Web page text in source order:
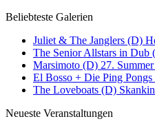
Beliebteste Galerien
Juliet & The Janglers (D)
The Senior Allstars in Dub
Marsimoto (D) 27.
El Bosso + Die Ping
The Loveboats (D)
Neueste Veranstaltungen